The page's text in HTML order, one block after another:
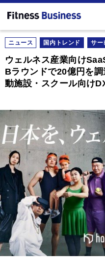
ニュース 国内トレンド サー
ウェルネス産業向け
Bラウンドで20億円を
動施設・スクール向け